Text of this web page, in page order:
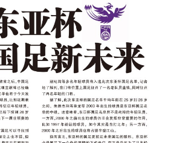
足新未来
赛结束之后，中国足球将进入东亚杯节奏。目前
印象
第二届“喀什杯”国际青少年足球邀请赛在新疆
一案
业联盟的财政公平规则，被国家财务监管委员